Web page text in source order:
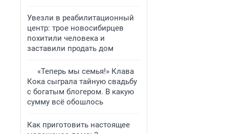
Увезли в реабилитационный
центр: трое новосибирцев
похитили человека и
заставили продать дом
«Теперь мы семья!» Клава
Кока сыграла тайную свадьбу
с богатым блогером. В какую
сумму всё обошлось
Как приготовить настоящее